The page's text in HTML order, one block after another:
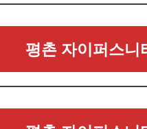
평촌 자이퍼스니